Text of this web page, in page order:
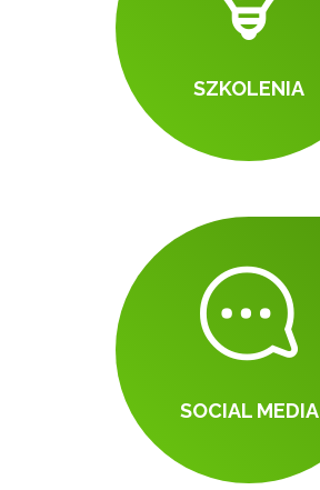
SZKOLENIA
SOCIAL MEDIA